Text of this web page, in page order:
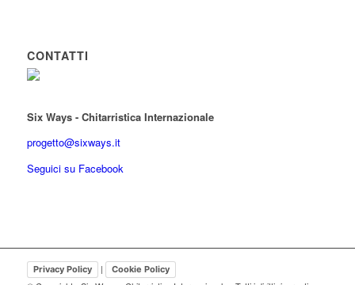
CONTATTI
Six Ways - Chitarristica Internazionale
progetto@sixways.it
Seguici su Facebook
Privacy Policy | Cookie Policy